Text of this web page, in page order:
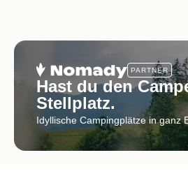
PARTNER
Hast du den
Stellplatz.
Idyllische Campingplätze in ganz